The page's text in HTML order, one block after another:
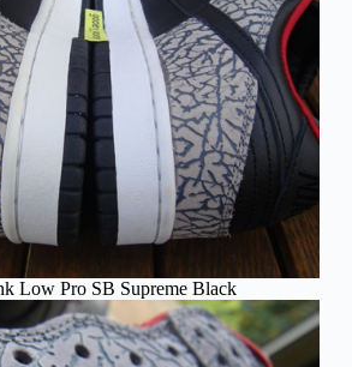
Low Pro SB Supreme Black